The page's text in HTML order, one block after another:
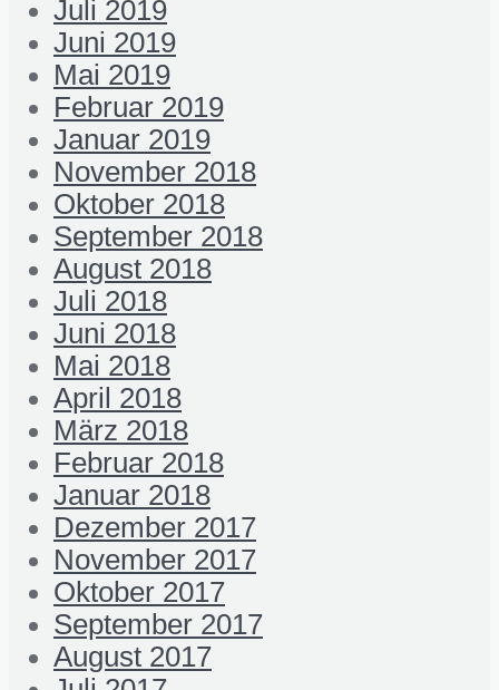
Juli 2019
Juni 2019
Mai 2019
Februar 2019
Januar 2019
November 2018
Oktober 2018
September 2018
August 2018
Juli 2018
Juni 2018
Mai 2018
April 2018
März 2018
Februar 2018
Januar 2018
Dezember 2017
November 2017
Oktober 2017
September 2017
August 2017